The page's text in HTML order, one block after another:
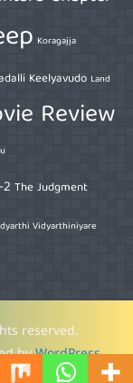
Koragajja
Keelyavudo Land
Review
The Judgment
Vidyarthiniyare
reserved.
byWordPress.